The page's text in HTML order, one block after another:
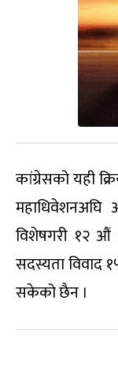
कांग्रेसको यही
महाधिवेशनअघि
विशेषगरी १२ औं
सदस्यता विवाद
सकेको छैन ।